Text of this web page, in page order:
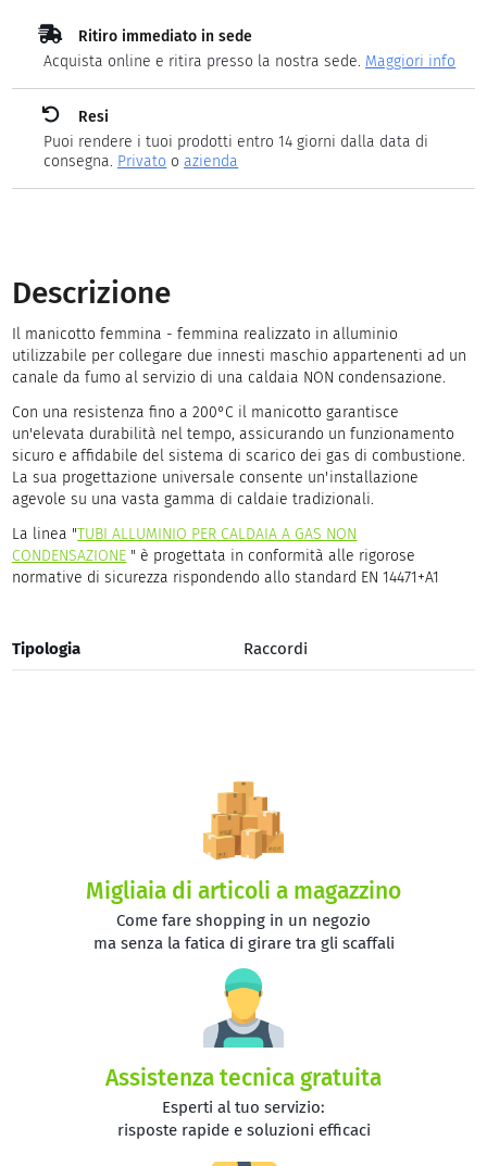
Ritiro immediato in sede
Acquista online e ritira presso la nostra sede. Maggiori info
Resi
Puoi rendere i tuoi prodotti entro 14 giorni dalla data di
consegna. Privato oazienda
Descrizione
Il manicotto femmina - femmina realizzato in alluminio
utilizzabile per collegare due innesti maschio appartenenti ad un
canale da fumo al servizio di una caldaia NON condensazione.
Con una resistenza fino a 200°C il manicotto garantisce
un'elevata durabilità nel tempo, assicurando un funzionamento
sicuro e affidabile del sistema di scarico dei gas di combustione.
La sua progettazione universale consente un'installazione
agevole su una vasta gamma di caldaie tradizionali.
La linea "TUBI ALLUMINIO PER CALDAIA A GAS NON
CONDENSAZIONE " è progettata in conformità alle rigorose
normative di sicurezza rispondendo allo standard EN 14471+A1
Tipologia Raccordi
Migliaia di articoli a magazzino
Come fare shopping in un negozio
ma senza la fatica di girare tra gli scaffali
Assistenza tecnica gratuita
Esperti al tuo servizio:
risposte rapide e soluzioni efficaci